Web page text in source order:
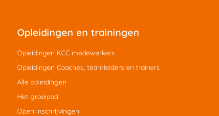
Opleidingen en trainingen
Opleidingen KCC medewerkers
Opleidingen Coaches, teamleiders en trainers
Alle opleidingen
Het groeipad
Open inschrijvingen